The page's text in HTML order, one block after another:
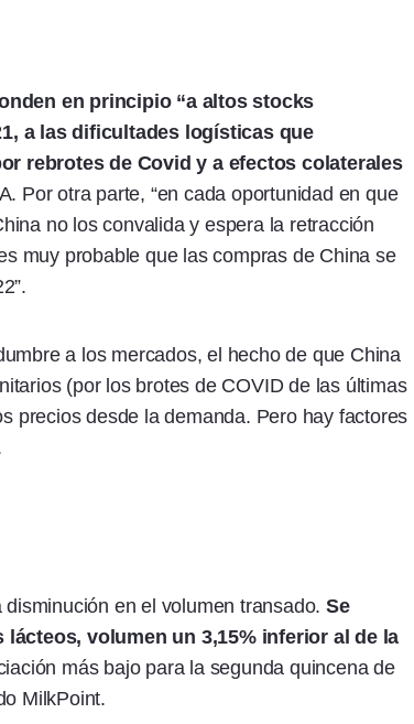
en principio “a altos stocks
a las dificultades logísticas que
rebrotes de Covid y a efectos colaterales
Por otra parte, “en cada oportunidad en que
no los convalida y espera la retracción
muy probable que las compras de China se
a los mercados, el hecho de que China
(por los brotes de COVID de las últimas
precios desde la demanda. Pero hay factores
disminución en el volumen transado.Se
volumen un 3,15% inferior al de la
más bajo para la segunda quincena de
MilkPoint.